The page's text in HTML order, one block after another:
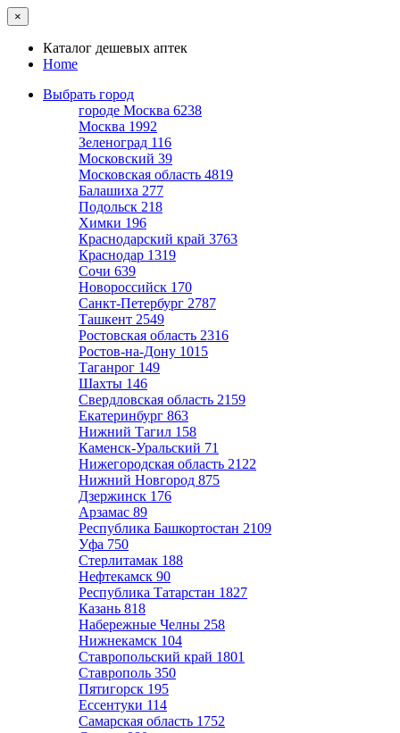
×
Каталог дешевых аптек
Home
Выбрать город
городе Москва 6238
Москва 1992
Зеленоград 116
Московский 39
Московская область 4819
Балашиха 277
Подольск 218
Химки 196
Краснодарский край 3763
Краснодар 1319
Сочи 639
Новороссийск 170
Санкт-Петербург 2787
Ташкент 2549
Ростовская область 2316
Ростов-на-Дону 1015
Таганрог 149
Шахты 146
Свердловская область 2159
Екатеринбург 863
Нижний Тагил 158
Каменск-Уральский 71
Нижегородская область 2122
Нижний Новгород 875
Дзержинск 176
Арзамас 89
Республика Башкортостан 2109
Уфа 750
Стерлитамак 188
Нефтекамск 90
Республика Татарстан 1827
Казань 818
Набережные Челны 258
Нижнекамск 104
Ставропольский край 1801
Ставрополь 350
Пятигорск 195
Ессентуки 114
Самарская область 1752